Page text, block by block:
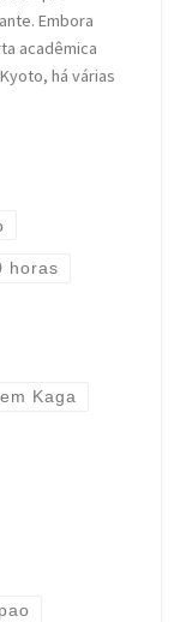
Embora
acadêmica
há várias
horas
Kaga